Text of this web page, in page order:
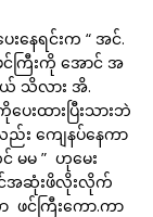
နေရင်းက “ အင်.
ကြီးကို အောင် အ
ယ် သိလား အိ.
းထားပြီးသားဘဲ
ည်း ကျေနပ်နေကာ
မမ ” ဟုမေး
င်အဆုံးဖိလိုးလိုက်
ဖင်ကြီးကော.ကာ